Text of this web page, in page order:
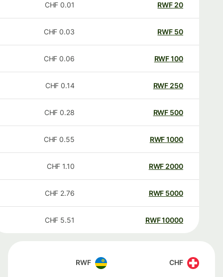
20
RWF
0.01
CHF
50
RWF
0.03
CHF
100
RWF
0.06
CHF
250
RWF
0.14
CHF
500
RWF
0.28
CHF
1000
RWF
0.55
CHF
2000
RWF
1.10
CHF
5000
RWF
2.76
CHF
10000
RWF
5.51
CHF
CHF
RWF